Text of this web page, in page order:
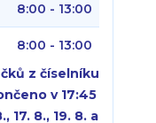
8:00 - 13:00
8:00 - 13:00
z číselníku
v 17:45
17. 8., 19. 8. a